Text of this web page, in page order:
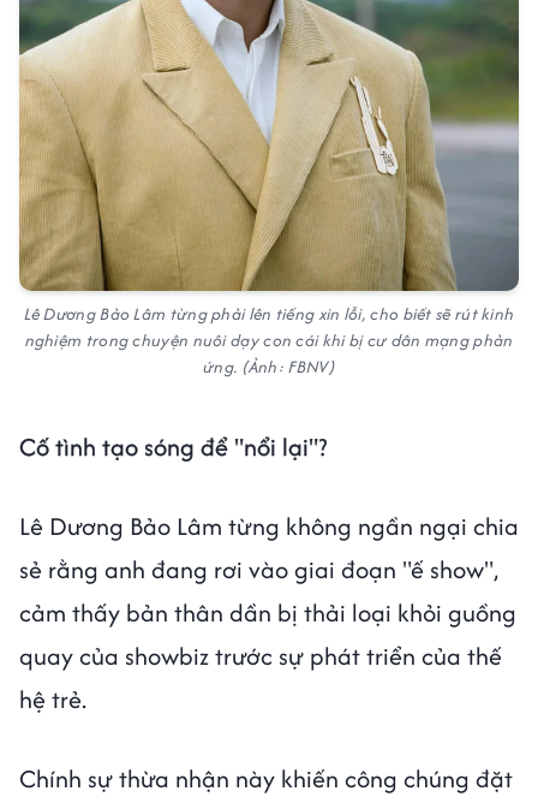
Lê Dương Bảo Lâm từng phải lên tiếng xin lỗi, cho biết sẽ rút kinh
nghiệm trong chuyện nuôi dạy con cái khi bị cư dân mạng phản
ứng. (Ảnh: FBNV)
Cố tình tạo sóng để "nổi lại"?
Lê Dương Bảo Lâm từng không ngần ngại chia
sẻ rằng anh đang rơi vào giai đoạn "ế show",
cảm thấy bản thân dần bị thải loại khỏi guồng
quay của showbiz trước sự phát triển của thế
hệ trẻ.
Chính sự thừa nhận này khiến công chúng đặt